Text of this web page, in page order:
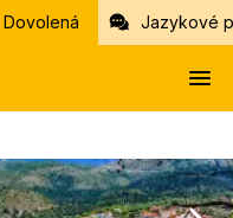
Dovolená Jazykové